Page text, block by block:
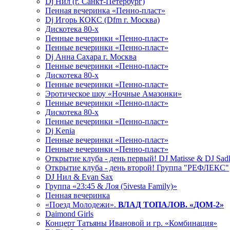
Пенная вечеринка «Пенно-пласт»
Dj Игорь КОКС (Dfm г. Москва)
Дискотека 80-х
Пенные вечеринки «Пенно-пласт»
Пенные вечеринки «Пенно-пласт»
Dj Анна Сахара г. Москва
Пенные вечеринки «Пенно-пласт»
Дискотека 80-х
Пенные вечеринки «Пенно-пласт»
Эротическое шоу «Ночные Амазонки»
Пенные вечеринки «Пенно-пласт»
Дискотека 80-х
Пенные вечеринки «Пенно-пласт»
Dj Kenia
Пенные вечеринки «Пенно-пласт»
Пенные вечеринки «Пенно-пласт»
Открытие клуба - день первый! DJ Matisse & DJ
Открытие клуба - день второй! Группа "РЕФЛЕКС"
DJ Нил & Evan Sax
Группа «23:45 & Лоя (5ivesta Family)»
Пенная вечеринка
«Поезд Молодежи». ВЛАД ТОПАЛОВ. «ДОМ-2»
Daimond Girls
Концерт Татьяны Ивановой и гр. «Комбинация»